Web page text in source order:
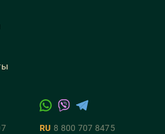
RU 8 800 707 8475